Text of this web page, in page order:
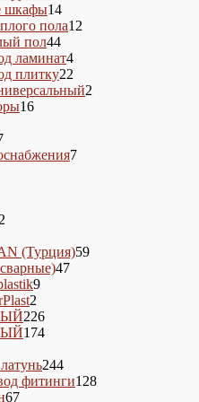
шкафы1414
товаров
пола12
пол4444
товара
ламинат44
плитку22
товара
2
1616
27
товаров
77
(Турция)5959
4747
99
2
товара
226226
товаров
174174
244244
товара
фитинги128128
6767